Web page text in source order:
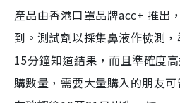
產品由香港口罩品牌acc+ 推出
到。測試劑以採集鼻液作檢測
15分鐘知道結果，而且準確度
購數量，需要大量購入的朋友